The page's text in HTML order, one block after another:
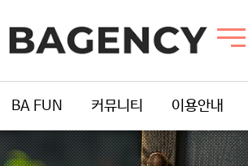
BA FUN 커뮤니티 이용안내